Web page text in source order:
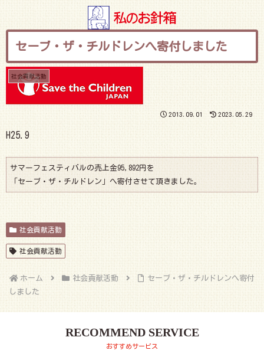
セーブ・ザ・チルドレンへ寄付しました
社会貢献活動
2013.09.01 2023.05.29
H25.9
サマーフェスティバルの売上金95,892円を
「セーブ・ザ・チルドレン」へ寄付させて頂きました。
社会貢献活動
社会貢献活動
ホーム 社会貢献活動
セーブ・ザ・チルドレンへ寄付
しました
RECOMMEND SERVICE
おすすめサービス